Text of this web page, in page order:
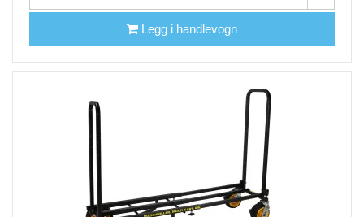
Legg i handlevogn